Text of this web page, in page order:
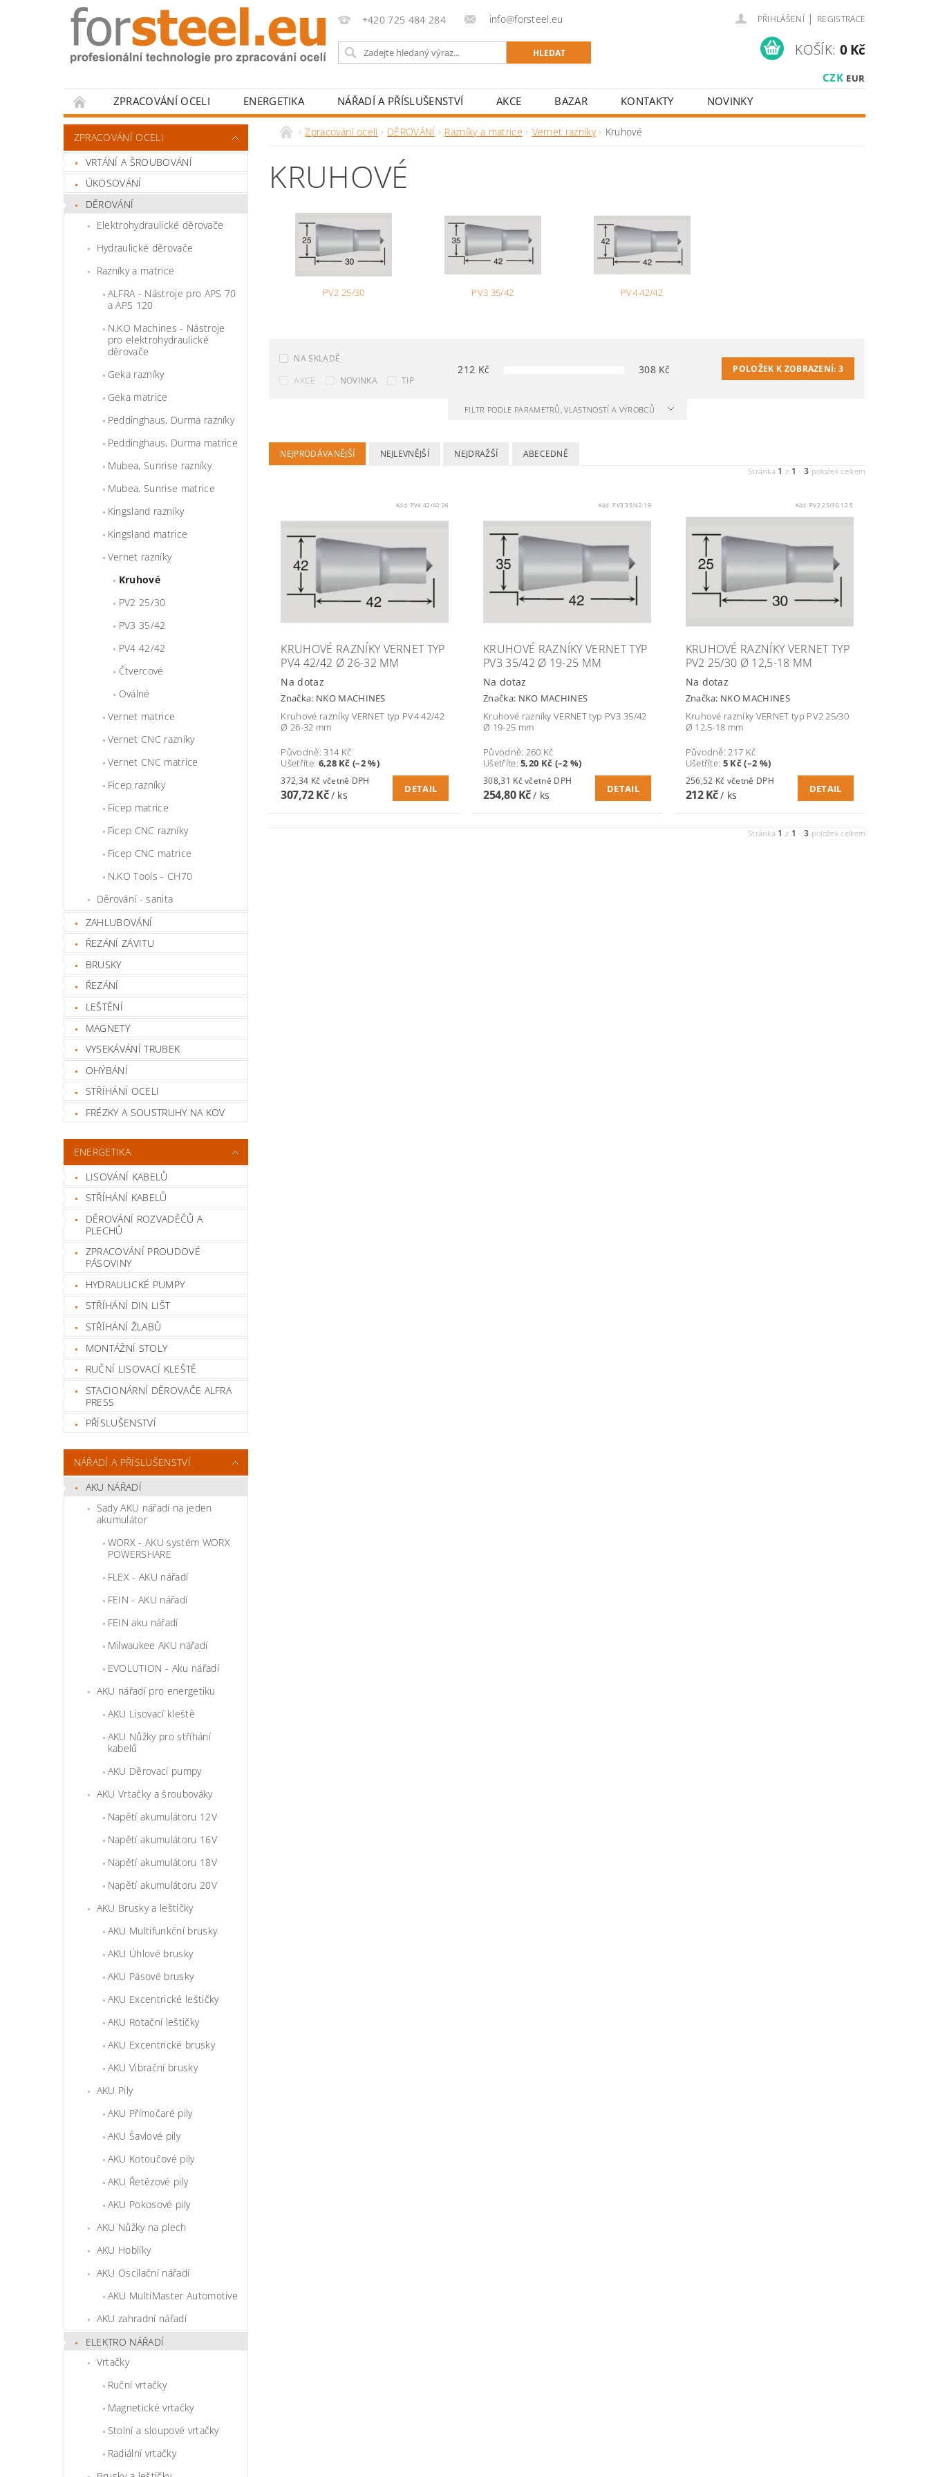
+420 725 484 284 info@forsteel.eu PŘIHLÁŠENÍ | REGISTRACE
CZK EUR
KOŠÍK: 0 Kč
ZPRACOVÁNÍ OCELI ENERGETIKA NÁŘADÍ A PŘÍSLUŠENSTVÍ AKCE BAZAR KONTAKTY
NOVINKY
HODNOCENÍ OBCHODU
ZPRACOVÁNÍ OCELI
VRTÁNÍ A ŠROUBOVÁNÍ
ÚKOSOVÁNÍ
DĚROVÁNÍ
Elektrohydraulické děrovače
Hydraulické děrovače
Razníky a matrice
ALFRA - Nástroje pro APS 70
a APS 120
N.KO Machines - Nástroje
pro elektrohydraulické
děrovače
Geka razníky
Geka matrice
Peddinghaus, Durma razníky
Peddinghaus, Durma matrice
Mubea, Sunrise razníky
Mubea, Sunrise matrice
Kingsland razníky
Kingsland matrice
Vernet razníky
Kruhové
PV2 25/30
PV3 35/42
PV4 42/42
Čtvercové
Oválné
Vernet matrice
Vernet CNC razníky
Vernet CNC matrice
Ficep razníky
Ficep matrice
Ficep CNC razníky
Ficep CNC matrice
N.KO Tools - CH70
Děrování - sanita
ZAHLUBOVÁNÍ
ŘEZÁNÍ ZÁVITU
BRUSKY
ŘEZÁNÍ
LEŠTĚNÍ
MAGNETY
VYSEKÁVÁNÍ TRUBEK
OHÝBÁNÍ
STŘÍHÁNÍ OCELI
FRÉZKY A SOUSTRUHY NA KOV
ENERGETIKA
LISOVÁNÍ KABELŮ
STŘÍHÁNÍ KABELŮ
DĚROVÁNÍ ROZVADĚČŮ A
PLECHŮ
ZPRACOVÁNÍ PROUDOVÉ
PÁSOVINY
HYDRAULICKÉ PUMPY
STŘÍHÁNÍ DIN LIŠT
STŘÍHÁNÍ ŽLABŮ
MONTÁŽNÍ STOLY
RUČNÍ LISOVACÍ KLEŠTĚ
STACIONÁRNÍ DĚROVAČE ALFRA
PRESS
PŘÍSLUŠENSTVÍ
NÁŘADÍ A PŘÍSLUŠENSTVÍ
AKU NÁŘADÍ
Sady AKU nářadí na jeden
akumulátor
WORX - AKU systém WORX
POWERSHARE
FLEX - AKU nářadí
FEIN - AKU nářadí
FEIN aku nářadí
Milwaukee AKU nářadí
EVOLUTION - Aku nářadí
AKU nářadí pro energetiku
AKU Lisovací kleště
AKU Nůžky pro stříhání
kabelů
AKU Děrovací pumpy
AKU Vrtačky a šroubováky
Napětí akumulátoru 12V
Napětí akumulátoru 16V
Napětí akumulátoru 18V
Napětí akumulátoru 20V
AKU Brusky a leštičky
AKU Multifunkční brusky
AKU Úhlové brusky
AKU Pásové brusky
AKU Excentrické leštičky
AKU Rotační leštičky
AKU Excentrické brusky
AKU Vibrační brusky
AKU Pily
AKU Přímočaré pily
AKU Šavlové pily
AKU Kotoučové pily
AKU Řetězové pily
AKU Pokosové pily
AKU Nůžky na plech
AKU Hoblíky
AKU Oscilační nářadí
AKU MultiMaster Automotive
AKU zahradní nářadí
ELEKTRO NÁŘADÍ
Vrtačky
Ruční vrtačky
Magnetické vrtačky
Stolní a sloupové vrtačky
Radiální vrtačky
Zpracování oceli DĚROVÁNÍ Razníky a matrice Vernet razníky Kruhové
KRUHOVÉ
PV2 25/30 PV3 35/42 PV4 42/42
NA SKLADĚ
AKCE
NOVINKA TIP
212 Kč 308Kč POLOŽEK K ZOBRAZENÍ:3
FILTR PODLE PARAMETRŮ, VLASTNOSTÍ A VÝROBCŮ
NEJPRODÁVANĚJŠÍ NEJLEVNĚJŠÍ NEJDRAŽŠÍ ABECEDNĚ
Stránka 1 z 1 -3 položek celkem
Kód: PV4 42/42 26
KRUHOVÉ RAZNÍKY VERNET TYP
PV4 42/42 Ø 26-32 MM
Na dotaz
Značka: NKO MACHINES
Kruhové razníky VERNET typ PV4 42/42
Ø 26-32 mm
Původně:314 Kč
Ušetříte: 6,28 Kč (–2 %)
372,34 Kč včetně DPH
307,72 Kč/ ks
DETAIL
Kód:PV3 35/42 19
KRUHOVÉ RAZNÍKY VERNET TYP
PV3 35/42 Ø 19-25 MM
Na dotaz
Značka: NKO MACHINES
Kruhové razníky VERNET typ PV3 35/42
Ø 19-25 mm
Původně: 260 Kč
Ušetříte:5,20 Kč (–2 %)
308,31 Kč včetně DPH
254,80 Kč/ ks
DETAIL
Kód:PV2 25/30 12.5
KRUHOVÉ RAZNÍKY VERNET TYP
PV2 25/30 Ø 12,5-18 MM
Na dotaz
Značka: NKO MACHINES
Kruhové razníky VERNET typ PV2 25/30
Ø 12,5-18 mm
Původně:217 Kč
Ušetříte: 5 Kč (–2 %)
256,52 Kč včetně DPH
212 Kč/ ks
DETAIL
Stránka 1 z 1 -3 položek celkem